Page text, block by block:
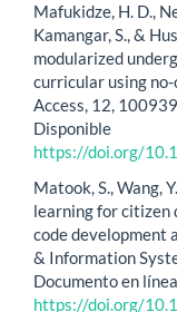
Mafukidze, H. D.,
Kamangar, S., &
modularized
curricular using
Access, 12,
Disponible
https://doi.org/
Matook, S., Wang,
learning for citizen
code development
& Information
Documento en
https://doi.org/